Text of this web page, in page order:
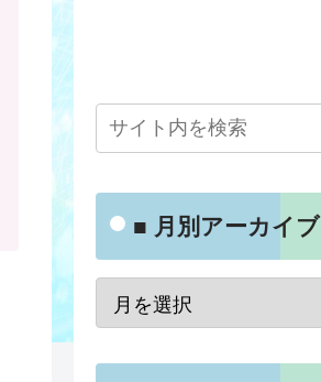
■ 月別アーカイブ